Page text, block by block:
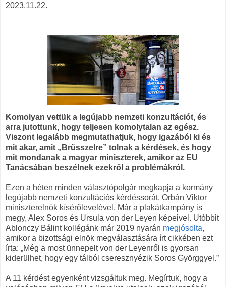
2023.11.22.
Komolyan vettük a legújabb nemzeti konzultációt, és
arra jutottunk, hogy teljesen komolytalan az egész.
Viszont legalább megmutathatjuk, hogy igazából ki és
mit akar, amit „Brüsszelre” tolnak a kérdések, és hogy
mit mondanak a magyar miniszterek, amikor az EU
Tanácsában beszélnek ezekről a problémákról.
Ezen a héten minden választópolgár megkapja a kormány
legújabb nemzeti konzultációs kérdéssorát, Orbán Viktor
miniszterelnök kísérőlevelével. Már a plakátkampány is
megy, Alex Soros és Ursula von der Leyen képeivel. Utóbbit
Ablonczy Bálint kollégánk már 2019 nyarán megjósolta,
amikor a bizottsági elnök megválasztására írt cikkében ezt
írta: „Még a most ünnepelt von der Leyenről is gyorsan
kiderülhet, hogy egy tálból cseresznyézik Soros Györggyel.”
A 11 kérdést egyenként vizsgáltuk meg. Megírtuk, hogy a